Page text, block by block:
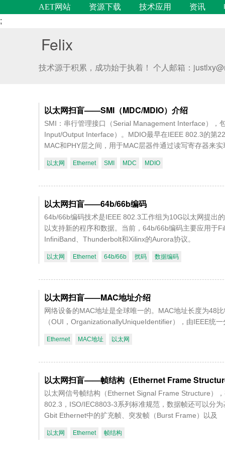
AET网站 资源下载 技术应用 资讯
;
Felix
技术源于积累，成功始于执着！ 个人邮箱：
以太网扫盲——SMI（MDC/MDIO）介绍
SMI：串行管理接口（Serial Management Interface），
Input/Output Interface）。MDIO最早在IEEE 802.3的第
MAC和PHY层之间，用于MAC层器件通过读写寄存器来
以太网 Ethernet SMI MDC MDIO
以太网扫盲——64b/66b编码
64b/66b编码技术是IEEE 802.3工作组为10G以太网提出
以支持新的程序和数据。当前，64b/66b编码主要应用于
InfiniBand、Thunderbolt和Xilinx的Aurora协议。
以太网 Ethernet 64b/66b 扰码 数据编码
以太网扫盲——MAC地址介绍
网络设备的MAC地址是全球唯一的。MAC地址长度为48
（OUI，OrganizationallyUniqueIdentifier），由IEEE统
Ethernet MAC地址 以太网
以太网扫盲——帧结构（Ethernet Frame
以太网信号帧结构（Ethernet Signal Frame Structure）
802.3，ISO/IEC8803-3系列标准规范，数据帧还可以分
Gbit Ethernet中的扩充帧、突发帧（Burst Frame）以及
以太网 Ethernet 帧结构